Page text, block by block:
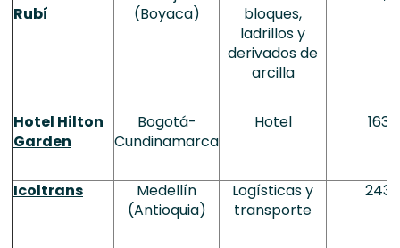
Rubí
(Boyaca)
bloques,
ladrillos y
derivados de
arcilla
Hotel Hilton
Garden
Bogotá-
Cundinamarca
Hotel 163,2
Icoltrans
Medellín
(Antioquia)
Logísticas y
transporte